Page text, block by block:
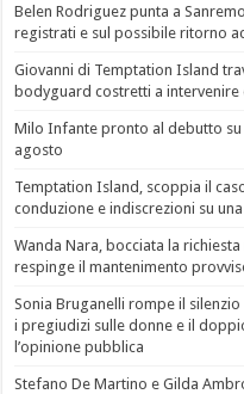
Belen Rodriguez punta a
registrati e sul possibile ritorno
Giovanni di Temptation Island
bodyguard costretti a
Milo Infante pronto al debutto
agosto
Temptation Island, scoppia il
conduzione e indiscrezioni su
Wanda Nara, bocciata la
respinge il mantenimento
Sonia Bruganelli rompe il
i pregiudizi sulle donne e il
l’opinione pubblica
Stefano De Martino e Gilda